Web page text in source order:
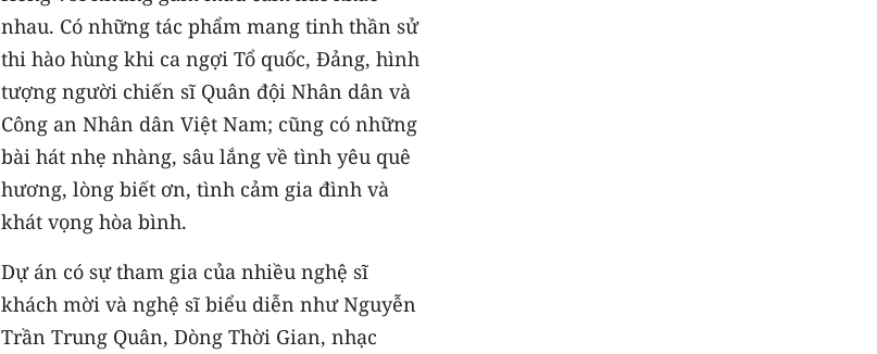
nhau. Có những tác phẩm mang tinh thần sử
thi hào hùng khi ca ngợi Tổ quốc, Đảng, hình
tượng người chiến sĩ Quân đội Nhân dân và
Công an Nhân dân Việt Nam; cũng có những
bài hát nhẹ nhàng, sâu lắng về tình yêu quê
hương, lòng biết ơn, tình cảm gia đình và
khát vọng hòa bình.
Dự án có sự tham gia của nhiều nghệ sĩ
khách mời và nghệ sĩ biểu diễn như Nguyễn
Trần Trung Quân, Dòng Thời Gian, nhạc